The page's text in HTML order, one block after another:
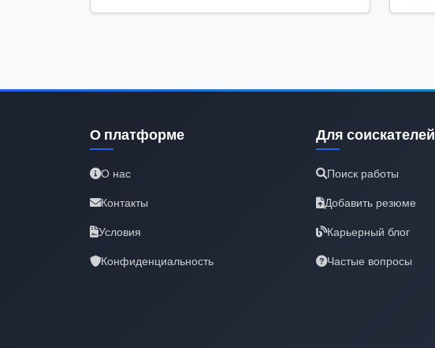
О платформе
О нас
Контакты
Условия
Конфиденциальность
Для соискателей
Поиск работы
Добавить резюме
Карьерный блог
Частые вопросы